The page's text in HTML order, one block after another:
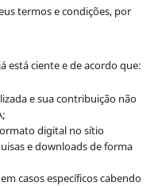
termos e condições, por
está ciente e de acordo que:
e sua contribuição não
digital no sítio
e downloads de forma
casos específicos cabendo